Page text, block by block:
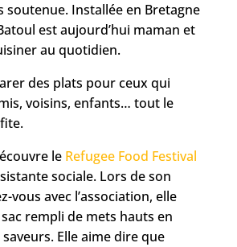
soutenue. Installée en Bretagne
est aujourd’hui maman et
au quotidien.
des plats pour ceux qui
voisins, enfants… tout le
le Refugee Food Festival
sociale. Lors de son
vous avec l’association, elle
rempli de mets hauts en
Elle aime dire que